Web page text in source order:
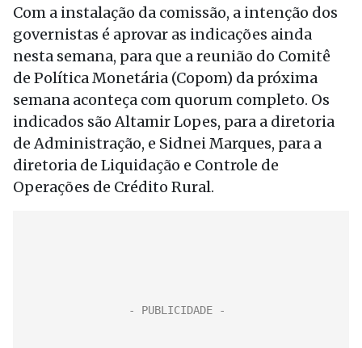
Com a instalação da comissão, a intenção dos
governistas é aprovar as indicações ainda
nesta semana, para que a reunião do Comitê
de Política Monetária (Copom) da próxima
semana aconteça com quorum completo. Os
indicados são Altamir Lopes, para a diretoria
de Administração, e Sidnei Marques, para a
diretoria de Liquidação e Controle de
Operações de Crédito Rural.